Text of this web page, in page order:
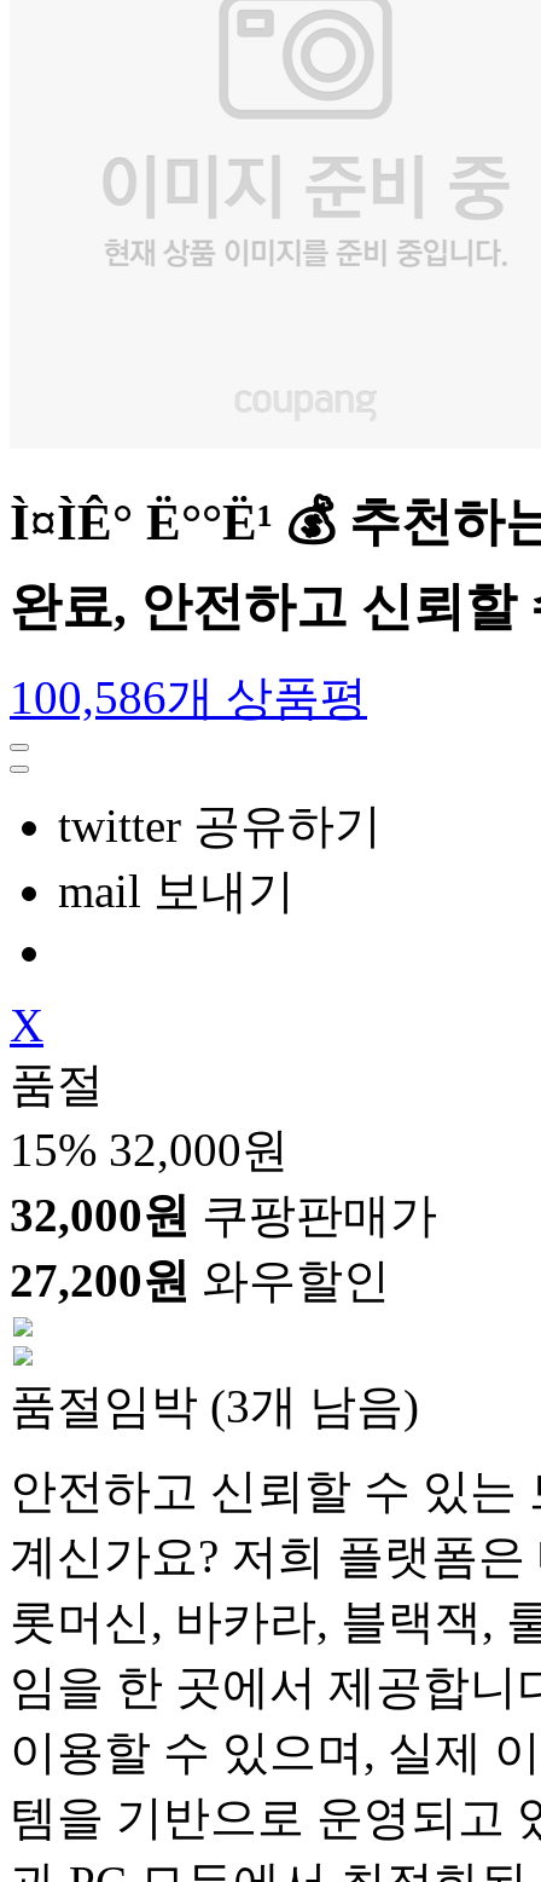
Ì¤ÌÊ° Ë°°Ë¹ 💰 추
완료, 안전하고 신뢰할
100,586개 상품평
twitter 공유하기
mail 보내기
X
품절
15% 32,000원
32,000원 쿠팡판매가
27,200원 와우할인
품절임박 (3개 남음)
안전하고 신뢰할 수 있는
계신가요? 저희 플랫폼
롯머신, 바카라, 블랙잭,
임을 한 곳에서 제공합니
이용할 수 있으며, 실제
템을 기반으로 운영되고